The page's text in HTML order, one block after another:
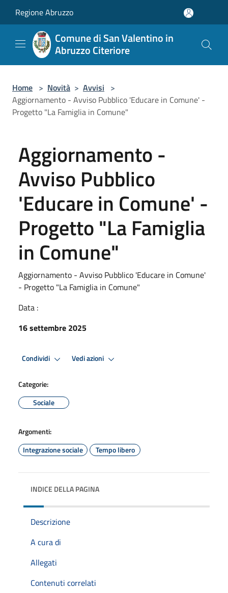
Regione Abruzzo
Comune di San Valentino in
Abruzzo Citeriore
Home > Novità > Avvisi >
Aggiornamento - Avviso Pubblico 'Educare in Comune' -
Progetto "La Famiglia in Comune"
Aggiornamento -
Avviso Pubblico
'Educare in Comune' -
Progetto "La Famiglia
in Comune"
Aggiornamento - Avviso Pubblico 'Educare in Comune'
- Progetto "La Famiglia in Comune"
Data :
16 settembre 2025
Condividi Vedi azioni
Categorie:
Sociale
Argomenti:
Integrazione sociale
Tempo libero
INDICE DELLA PAGINA
Descrizione
A cura di
Allegati
Contenuti correlati